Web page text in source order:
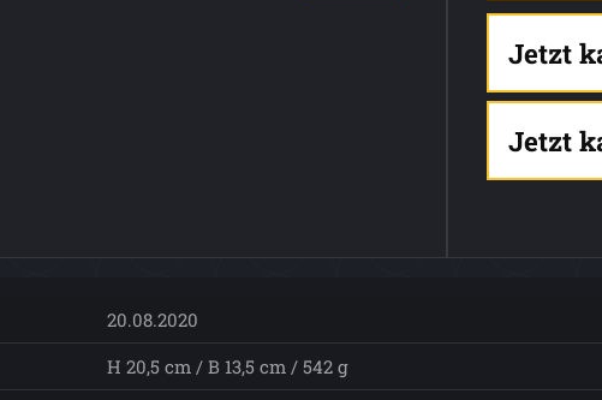
Jetzt
Jetzt
20.08.2020
H 20,5 cm / B 13,5 cm / 542 g